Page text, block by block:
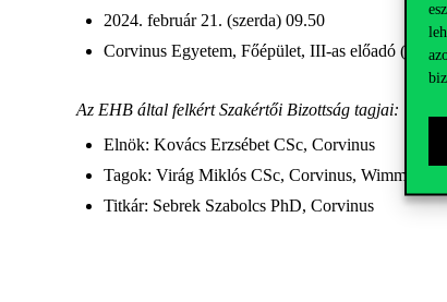
2024. február 21. (szerda) 09.50
Corvinus Egyetem, Főépület, III-as előadó (1093
Az EHB által felkért Szakértői Bizottság tagjai:
Elnök: Kovács Erzsébet CSc, Corvinus
Tagok: Virág Miklós CSc, Corvinus, Wimmer
Titkár: Sebrek Szabolcs PhD, Corvinus